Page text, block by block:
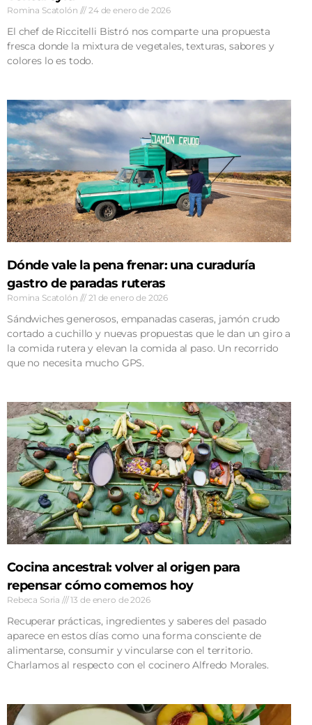
Romina Scatolón 24 de enero de 2026
El chef de Riccitelli Bistró nos comparte una propuesta
fresca donde la mixtura de vegetales, texturas, sabores y
colores lo es todo.
Dónde vale la pena frenar: una curaduría
gastro de paradas ruteras
Romina Scatolón 21 de enero de 2026
Sándwiches generosos, empanadas caseras, jamón crudo
cortado a cuchillo y nuevas propuestas que le dan un giro a
la comida rutera y elevan la comida al paso. Un recorrido
que no necesita mucho GPS.
Cocina ancestral: volver al origen para
repensar cómo comemos hoy
Rebeca Soria 13 de enero de 2026
Recuperar prácticas, ingredientes y saberes del pasado
aparece en estos días como una forma consciente de
alimentarse, consumir y vincularse con el territorio.
Charlamos al respecto con el cocinero Alfredo Morales.